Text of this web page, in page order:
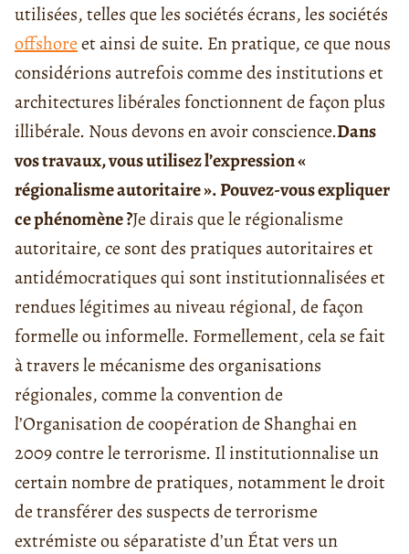
utilisées, telles que les sociétés écrans, les sociétés
offshoreet ainsi de suite. En pratique, ce que nous
considérions autrefois comme des institutions et
architectures libérales fonctionnent de façon plus
illibérale. Nous devons en avoir conscience.Dans
vos travaux, vous utilisez l’expression «
régionalisme autoritaire ». Pouvez-vous expliquer
ce phénomène ?Je dirais que le régionalisme
autoritaire, ce sont des pratiques autoritaires et
antidémocratiques qui sont institutionnalisées et
rendues légitimes au niveau régional, de façon
formelle ou informelle. Formellement, cela se fait
à travers le mécanisme des organisations
régionales, comme la convention de
l’Organisation de coopération de Shanghai en
2009 contre le terrorisme. Il institutionnalise un
certain nombre de pratiques, notamment le droit
de transférer des suspects de terrorisme
extrémiste ou séparatiste d’un État vers un